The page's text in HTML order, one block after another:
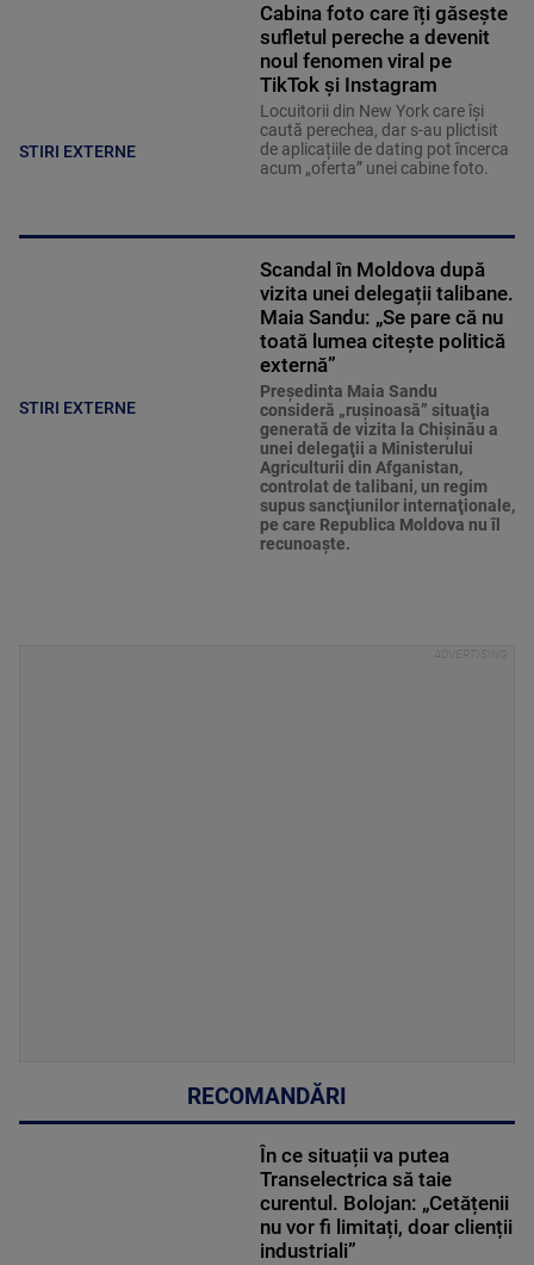
STIRI EXTERNE
Cabina foto care îți găsește
sufletul pereche a devenit
noul fenomen viral pe
TikTok și Instagram
Locuitorii din New York care își
caută perechea, dar s-au plictisit
de aplicațiile de dating pot încerca
acum „oferta” unei cabine foto.
STIRI EXTERNE
Scandal în Moldova după
vizita unei delegații talibane.
Maia Sandu: „Se pare că nu
toată lumea citește politică
externă”
Preşedinta Maia Sandu
consideră „ruşinoasă” situaţia
generată de vizita la Chişinău a
unei delegaţii a Ministerului
Agriculturii din Afganistan,
controlat de talibani, un regim
supus sancţiunilor internaţionale,
pe care Republica Moldova nu îl
recunoaşte.
RECOMANDĂRI
În ce situații va putea
Transelectrica să taie
curentul. Bolojan: „Cetățenii
nu vor fi limitați, doar clienții
industriali”